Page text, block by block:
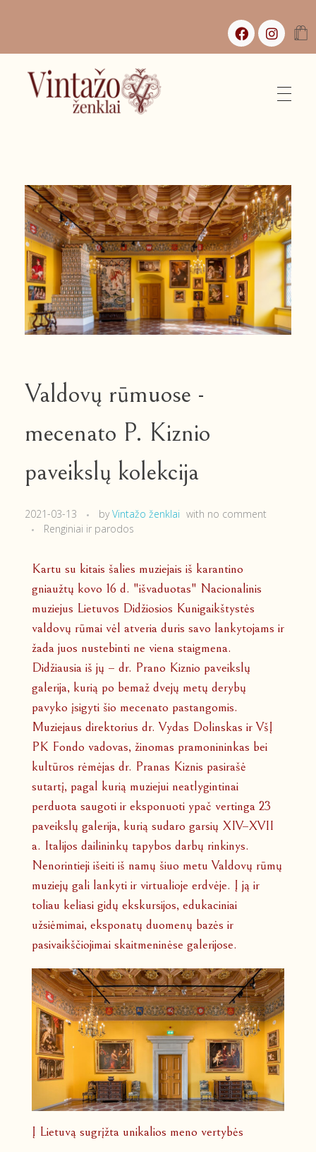
Valdovų rūmuose -
mecenato P. Kiznio
paveikslų kolekcija
2021-03-13 by Vintažo ženklai with no comment
Renginiai ir parodos
Kartu su kitais šalies muziejais iš karantino
gniaužtų kovo 16 d. "išvaduotas" Nacionalinis
muziejus Lietuvos Didžiosios Kunigaikštystės
valdovų rūmai vėl atveria duris savo lankytojams ir
žada juos nustebinti ne viena staigmena.
Didžiausia iš jų – dr. Prano Kiznio paveikslų
galerija, kurią po bemaž dvejų metų derybų
pavyko įsigyti šio mecenato pastangomis.
Muziejaus direktorius dr. Vydas Dolinskas ir VšĮ
PK Fondo vadovas, žinomas pramonininkas bei
kultūros rėmėjas dr. Pranas Kiznis pasirašė
sutartį, pagal kurią muziejui neatlygintinai
perduota saugoti ir eksponuoti ypač vertinga 23
paveikslų galerija, kurią sudaro garsių XIV–XVII
a. Italijos dailininkų tapybos darbų rinkinys.
Nenorintieji išeiti iš namų šiuo metu Valdovų rūmų
muziejų gali lankyti ir virtualioje erdvėje. Į ją ir
toliau keliasi gidų ekskursijos, edukaciniai
užsiėmimai, eksponatų duomenų bazės ir
pasivaikščiojimai skaitmeninėse galerijose.
Į Lietuvą sugrįžta unikalios meno vertybės